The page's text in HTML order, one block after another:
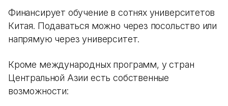
Финансирует обучение в сотнях университетов
Китая. Подаваться можно через посольство или
напрямую через университет.
Кроме международных программ, у стран
Центральной Азии есть собственные
возможности: